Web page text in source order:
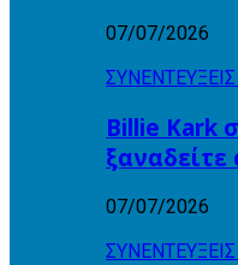
07/07/2026
Billie Kark
07/07/2026